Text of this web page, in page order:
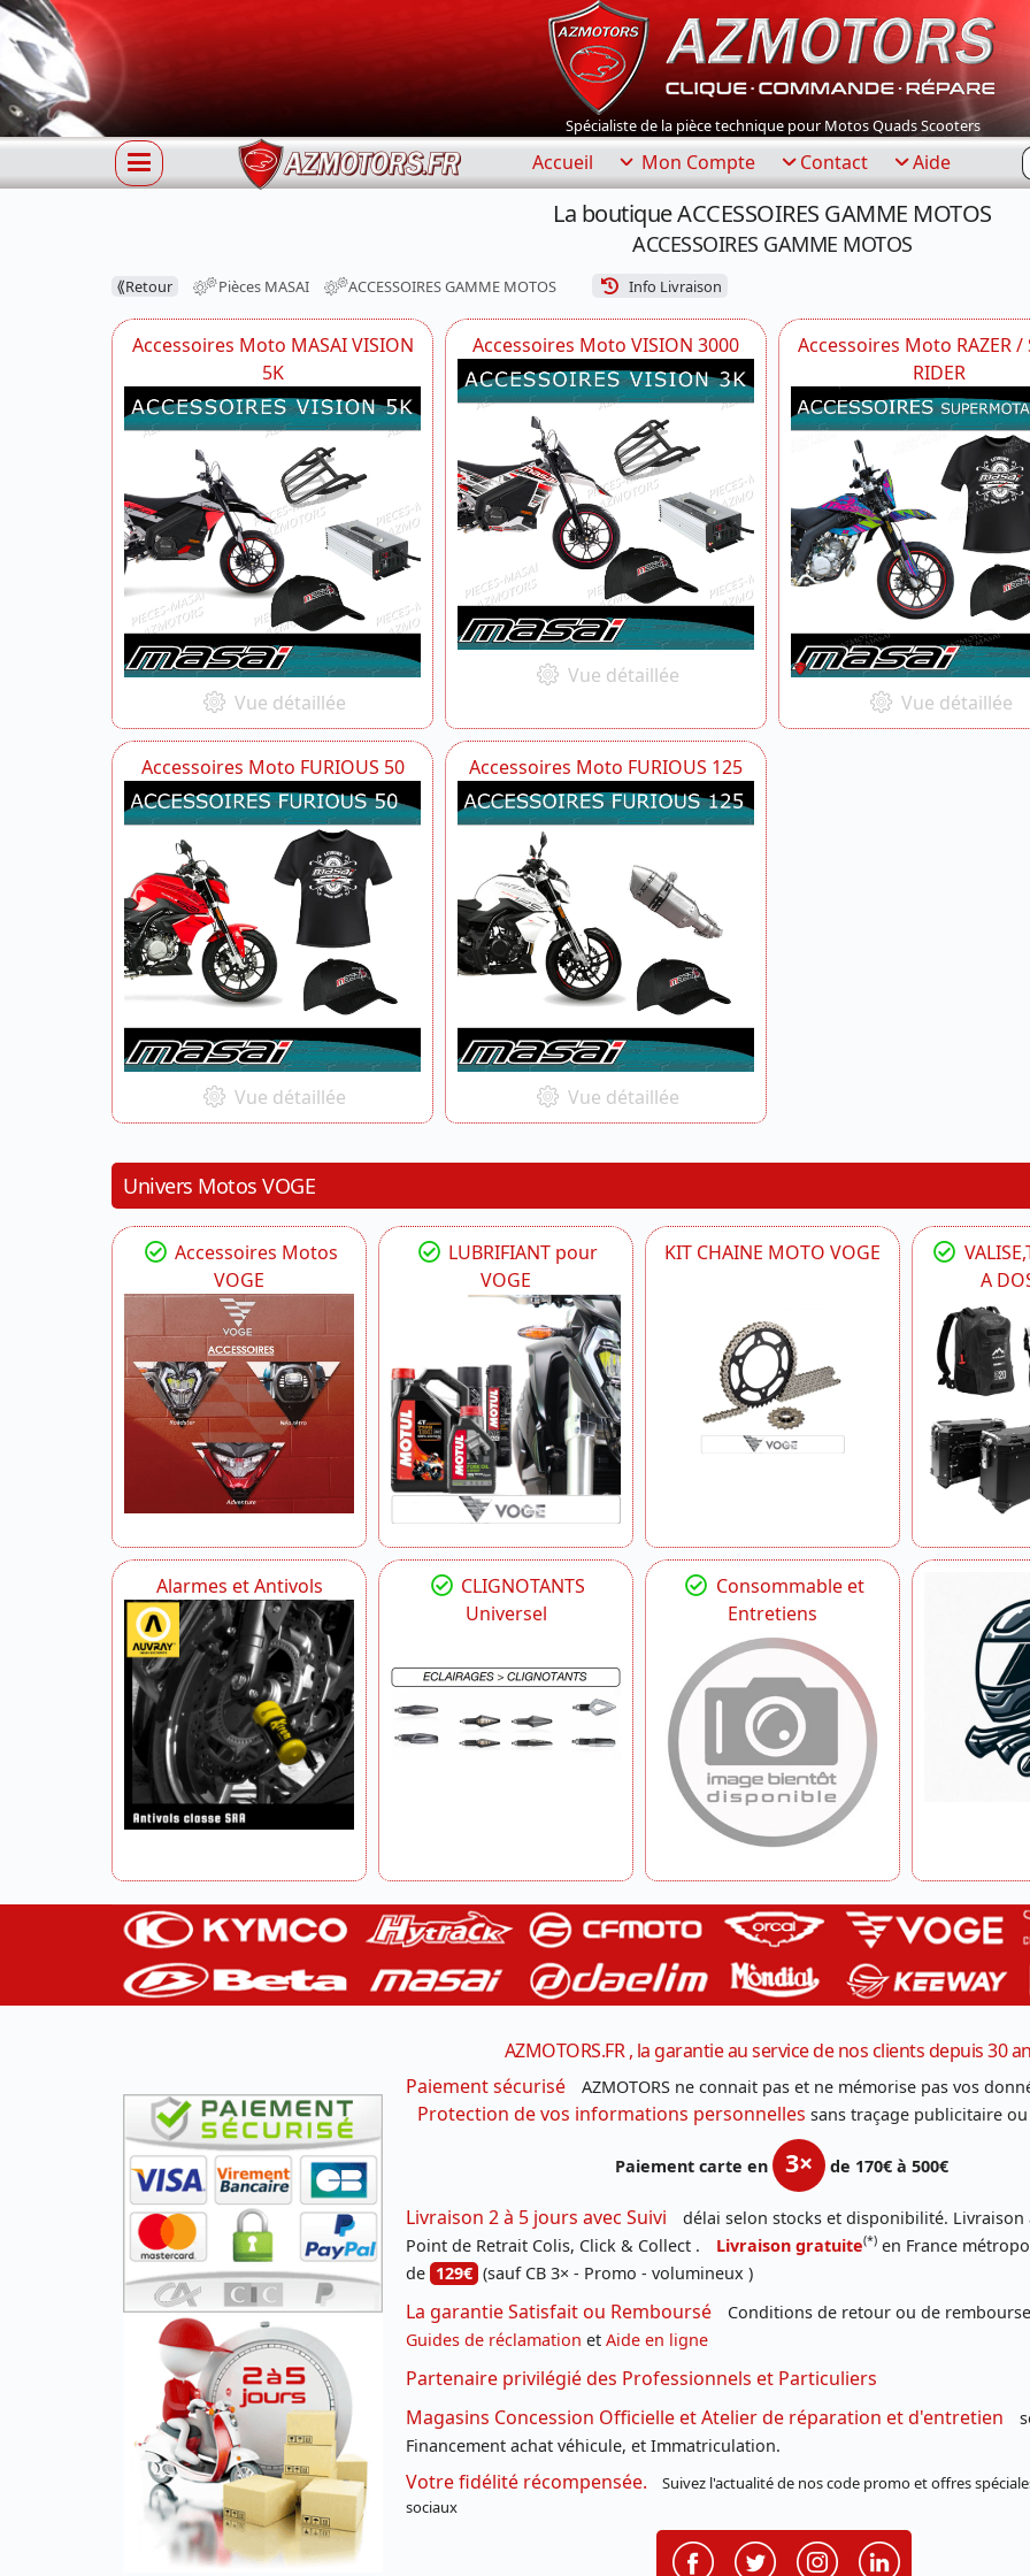
Spécialiste de la pièce technique pour Motos Quads Scooters
Accueil Mon Compte Contact Aide
La boutique ACCESSOIRES GAMME MOTOS
ACCESSOIRES GAMME MOTOS
⟪Retour Pièces MASAI ACCESSOIRES GAMME MOTOS Info Livraison
Accessoires Moto MASAI VISION
5K
Vue détaillée
Accessoires Moto VISION 3000
Vue détaillée
Accessoires Moto RAZER /
RIDER
Vue détaillée
Accessoires Moto FURIOUS 50
Vue détaillée
Accessoires Moto FURIOUS 125
Vue détaillée
Univers Motos VOGE
Accessoires Motos
VOGE
LUBRIFIANT pour
VOGE
KIT CHAINE MOTO VOGE
A
Alarmes et Antivols
CLIGNOTANTS
Universel
Consommable et
Entretiens
AZMOTORS.FR , la garantie au service de nos clients depuis 30
Paiement sécurisé
AZMOTORS ne connait pas et ne mémorise pas vos
Protection de vos informations personnelles sans traçage publicitaire
Paiement carte en 3× de 170€ à 500€
Livraison 2 à 5 jours avec Suivi
délai selon stocks et disponibilité. Livraison
Point de Retrait Colis, Click & Collect .
Livraison gratuite(*) en France
de 129€ (sauf CB 3× - Promo - volumineux )
La garantie Satisfait ou Remboursé
Conditions de retour ou de
Guides de réclamation et Aide en ligne
Partenaire privilégié des Professionnels et Particuliers
Magasins Concession Officielle et Atelier de réparation et d'entretien
Financement achat véhicule, et Immatriculation.
Votre fidélité récompensée.
Suivez l'actualité de nos code promo et offres
sociaux